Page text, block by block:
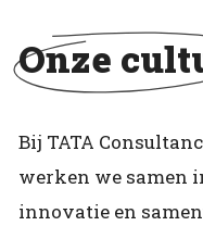
Onze
Bij TATA
werken we samen
innovatie en